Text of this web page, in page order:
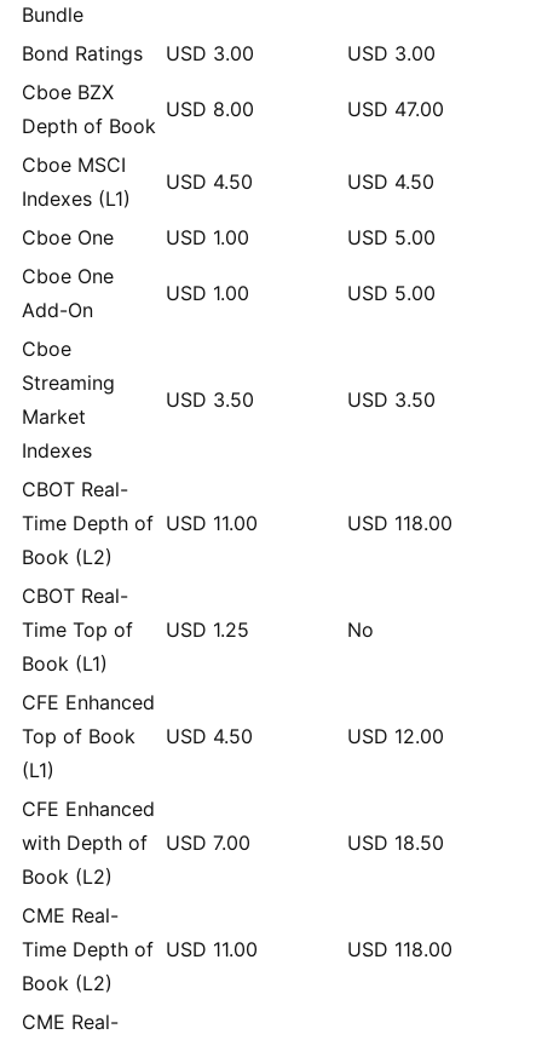
Bundle
Bond Ratings USD 3.00 USD 3.00
Cboe BZX
Depth of Book
USD 8.00 USD 47.00
Cboe MSCI
Indexes (L1)
USD 4.50 USD 4.50
Cboe One USD 1.00 USD 5.00
Cboe One
Add-On
USD 1.00 USD 5.00
Cboe
Streaming
Market
Indexes
USD 3.50 USD 3.50
CBOT Real-
Time Depth of
Book (L2)
USD 11.00 USD 118.00
CBOT Real-
Time Top of
Book (L1)
USD 1.25 No
CFE Enhanced
Top of Book
(L1)
USD 4.50 USD 12.00
CFE Enhanced
with Depth of
Book (L2)
USD 7.00 USD 18.50
CME Real-
Time Depth of
Book (L2)
USD 11.00 USD 118.00
CME Real-